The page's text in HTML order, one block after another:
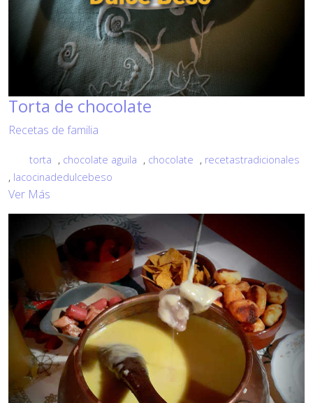
Torta de chocolate
Recetas de familia
torta , chocolate aguila , chocolate , recetastradicionales
, lacocinadedulcebeso
Ver Más